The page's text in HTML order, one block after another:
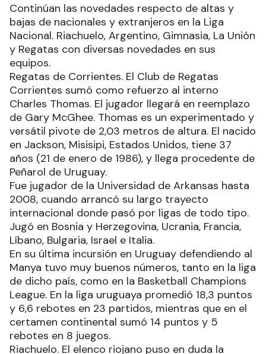
Continúan las novedades respecto de altas y
bajas de nacionales y extranjeros en la Liga
Nacional. Riachuelo, Argentino, Gimnasia, La Unión
y Regatas con diversas novedades en sus
equipos.
Regatas de Corrientes. El Club de Regatas
Corrientes sumó como refuerzo al interno
Charles Thomas. El jugador llegará en reemplazo
de Gary McGhee. Thomas es un experimentado y
versátil pivote de 2,03 metros de altura. El nacido
en Jackson, Misisipi, Estados Unidos, tiene 37
años (21 de enero de 1986), y llega procedente de
Peñarol de Uruguay.
Fue jugador de la Universidad de Arkansas hasta
2008, cuando arrancó su largo trayecto
internacional donde pasó por ligas de todo tipo.
Jugó en Bosnia y Herzegovina, Ucrania, Francia,
Líbano, Bulgaria, Israel e Italia.
En su última incursión en Uruguay defendiendo al
Manya tuvo muy buenos números, tanto en la liga
de dicho país, como en la Basketball Champions
League. En la liga uruguaya promedió 18,3 puntos
y 6,6 rebotes en 23 partidos, mientras que en el
certamen continental sumó 14 puntos y 5
rebotes en 8 juegos.
Riachuelo. El elenco riojano puso en duda la